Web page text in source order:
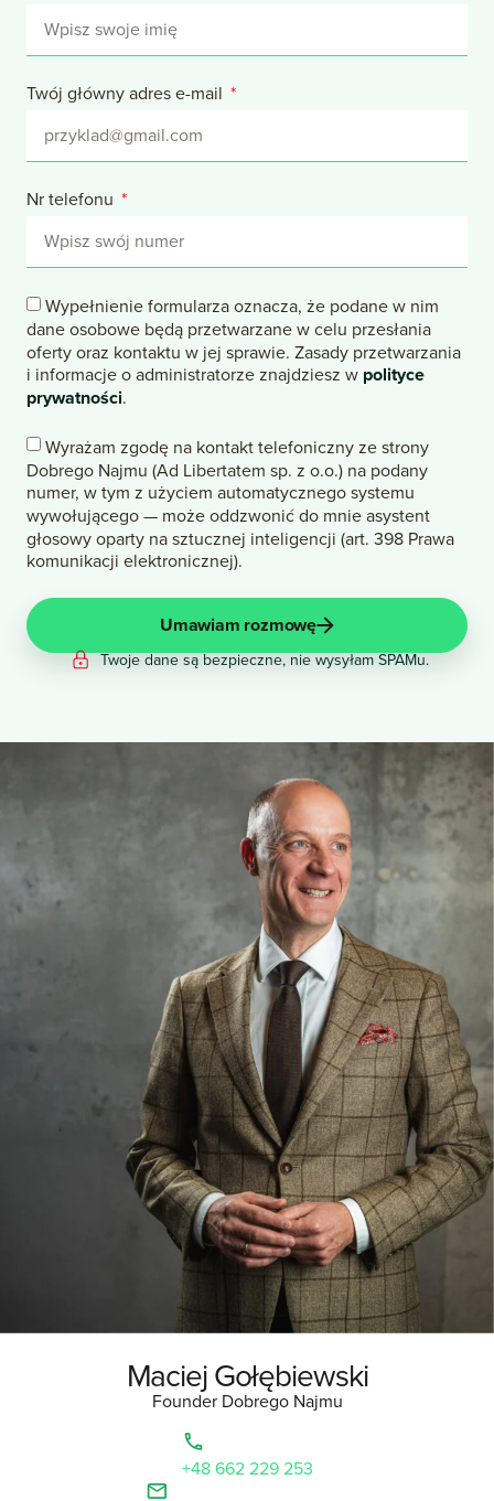
Maciej Gołębiewski
Founder Dobrego Najmu
+48 662 229 253
Twój główny adres e-mail
Nr telefonu
Wypełnienie formularza oznacza, że podane w nim
dane osobowe będą przetwarzane w celu przesłania
oferty oraz kontaktu w jej sprawie. Zasady przetwarzania
i informacje o administratorze znajdziesz w polityce
prywatności.
Wyrażam zgodę na kontakt telefoniczny ze strony
Dobrego Najmu (Ad Libertatem sp. z o.o.) na podany
numer, w tym z użyciem automatycznego systemu
wywołującego — może oddzwonić do mnie asystent
głosowy oparty na sztucznej inteligencji (art. 398 Prawa
komunikacji elektronicznej).
Umawiam rozmowę
Alternative:Twoje dane są bezpieczne, nie wysyłam SPAMu.